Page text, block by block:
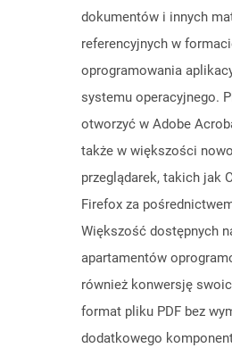
dokumentów i innych
referencyjnych w
oprogramowania
systemu operacyjnego.
otworzyć w Adobe
także w większości
przeglądarek, takich jak
Firefox za
Większość dostępnych
apartamentów
również konwersję
format pliku PDF bez
dodatkowego